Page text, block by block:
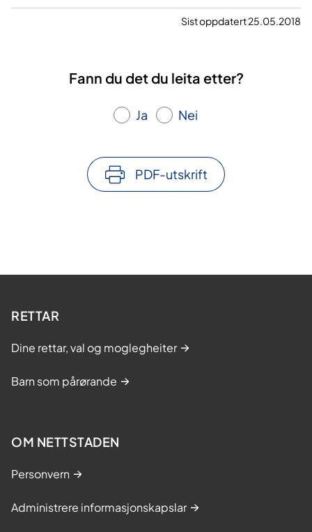
Sist oppdatert 25.05.2018
Fann du det du leita etter?
Ja Nei
PDF-utskrift
RETTAR
Dine rettar, val og moglegheiter
Barn som pårørande
OM NETTSTADEN
Personvern
Administrere informasjonskapslar